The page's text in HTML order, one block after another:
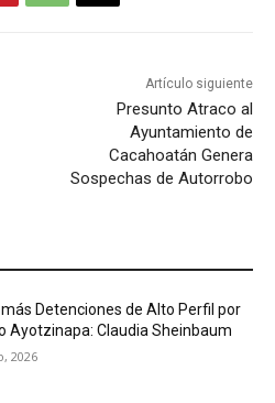
Artículo siguiente
Presunto Atraco al
Ayuntamiento de
Cacahoatán Genera
Sospechas de Autorrobo
más Detenciones de Alto Perfil por
Ayotzinapa: Claudia Sheinbaum
2026